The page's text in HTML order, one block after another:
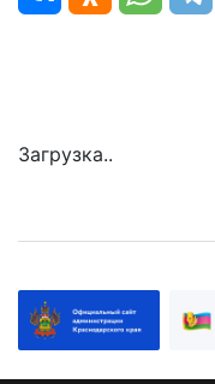
Загрузка..